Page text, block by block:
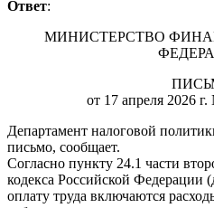
Ответ:
МИНИСТЕРСТВО
от 17 апреля 2026
Департамент налоговой
письмо, сообщает.
Согласно пункту 24.1 части
кодекса Российской Федерации
оплату труда включаются